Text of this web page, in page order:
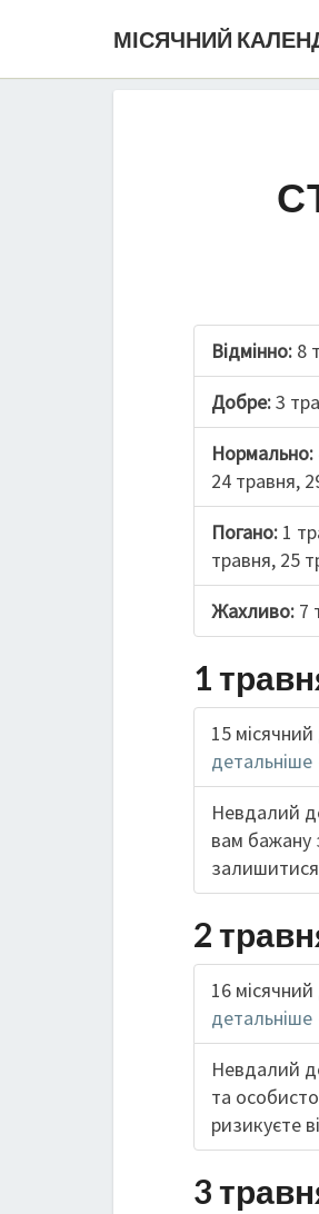
МІСЯЧНИЙ
Відмінно: 8
Добре:3
Нормально:
24 травня,
Погано: 1
травня, 25
Жахливо: 7
1
15
Невдалий
вам бажану
2
16
Невдалий
та
ризикуєте
3